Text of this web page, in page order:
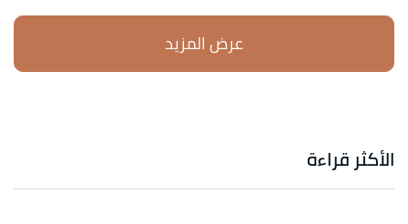
الأكثر قراءة